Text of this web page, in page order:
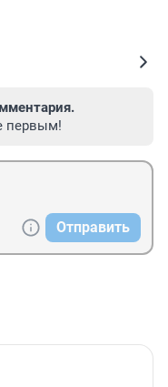
первым!
Отправить